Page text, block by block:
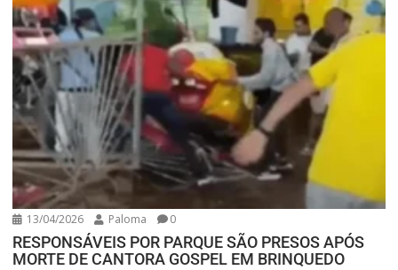
13/04/2026 Paloma 0
RESPONSÁVEIS POR PARQUE SÃO PRESOS APÓS
MORTE DE CANTORA GOSPEL EM BRINQUEDO